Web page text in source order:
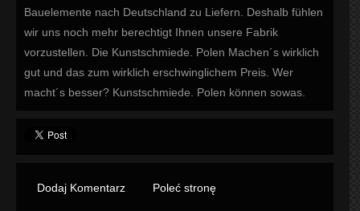
Bauelemente nach Deutschland zu Liefern. Deshalb fühlen
wir uns noch mehr berechtigt Ihnen unsere Fabrik
vorzustellen. Die Kunstschmiede. Polen Machen´s wirklich
gut und das zum wirklich erschwinglichem Preis. Wer
macht´s besser? Kunstschmiede. Polen können sowas.
Dodaj Komentarz Poleć stronę